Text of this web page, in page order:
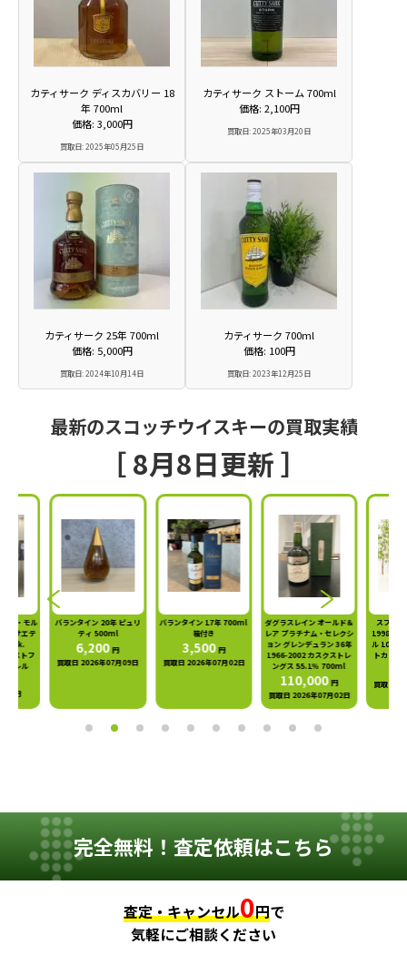
カティサーク ディスカバリー 18
年 700ml
価格: 3,000円
買取日: 2025年05月25日
カティサーク ストーム 700ml
価格: 2,100円
買取日: 2025年03月20日
カティサーク 25年 700ml
価格: 5,000円
買取日: 2024年10月14日
カティサーク 700ml
価格: 100円
買取日: 2023年12月25日
最新のスコッチウイスキーの買取実績
［ 8月8日更新 ］
20年 ピュリ
500ml
円
年07月09日
バランタイン 17年 700ml
箱付き
3,500
買取日 2026年07月02日
ダグラスレイン オールド＆
レア プラチナム・セレクシ
ョン グレンデュラン 36年
1966-2002 カスクストレ
ングス 55.1％ 700ml
スプリングバンク 10年
1998-2009 Bar.アーガイ
ル 10周年記念ラベル ポー
トカスク 49.1% 700ml
38,500 円
買取日 2026年07月01日
アー
完全無料！査定依頼はこちら
査定・キャンセル0円で
気軽にご相談ください